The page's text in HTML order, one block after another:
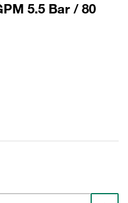
5.5 Bar / 80